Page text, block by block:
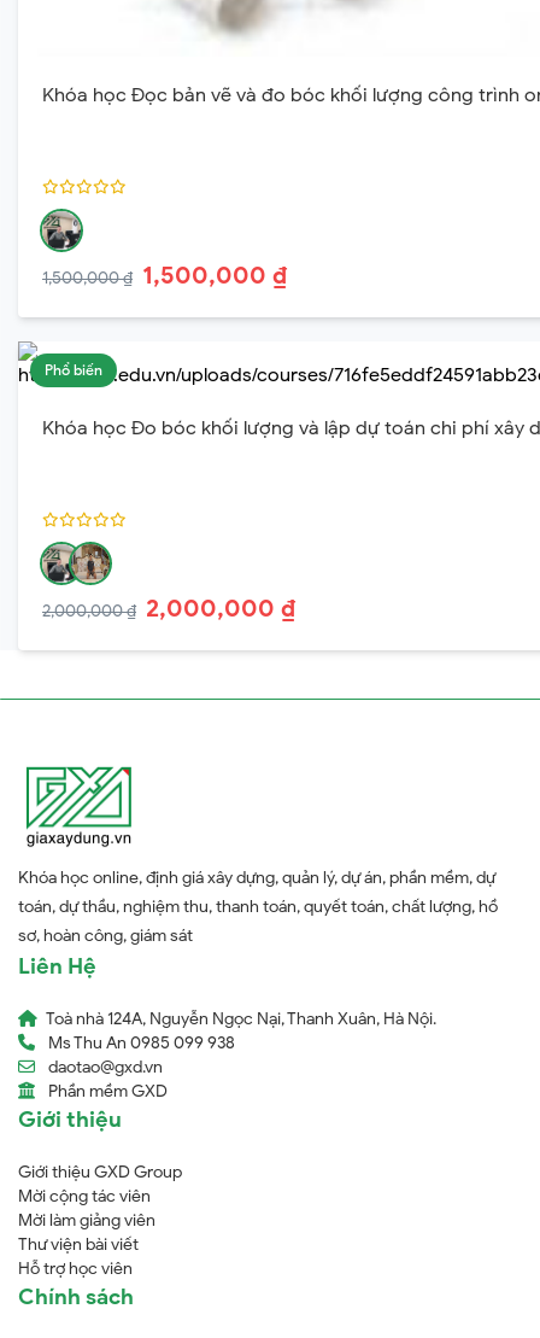
Khóa học Đọc bản vẽ và đo bóc khối lượng công trình
1,500,000 ₫ 1,500,000 ₫
Phổ biến
Khóa học Đo bóc khối lượng và lập dự toán chi phí xây
2,000,000 ₫ 2,000,000 ₫
Khóa học online, định giá xây dựng, quản lý, dự án, phần mềm, dự
toán, dự thầu, nghiệm thu, thanh toán, quyết toán, chất lượng, hồ
sơ, hoàn công, giám sát
Liên Hệ
Toà nhà 124A, Nguyễn Ngọc Nại, Thanh Xuân, Hà Nội.
Ms Thu An 0985 099 938
daotao@gxd.vn
Phần mềm GXD
Giới thiệu
Giới thiệu GXD Group
Mời cộng tác viên
Mời làm giảng viên
Thư viện bài viết
Hỗ trợ học viên
Chính sách